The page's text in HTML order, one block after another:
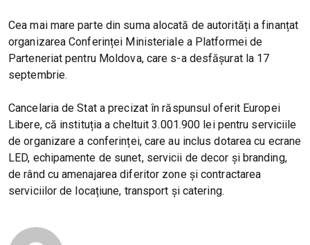
Cea mai mare parte din suma alocată de autorități a finanțat
organizarea Conferinței Ministeriale a Platformei de
Parteneriat pentru Moldova, care s-a desfășurat la 17
septembrie.
Cancelaria de Stat a precizat în răspunsul oferit Europei
Libere, că instituția a cheltuit 3.001.900 lei pentru serviciile
de organizare a conferinței, care au inclus dotarea cu ecrane
LED, echipamente de sunet, servicii de decor și branding,
de rând cu amenajarea diferitor zone și contractarea
serviciilor de locațiune, transport și catering.